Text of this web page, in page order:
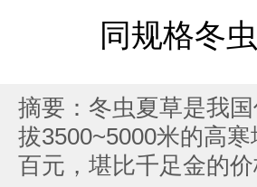
同规格冬
摘要：冬虫夏草是我
拔3500~5000米的高
百元，堪比千足金的